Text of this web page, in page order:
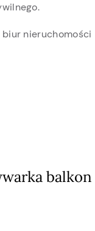
balkon
nieruchomości